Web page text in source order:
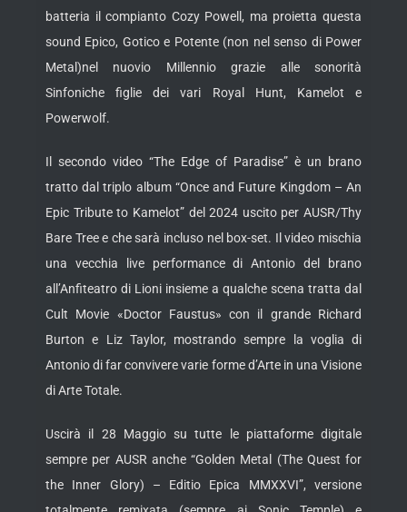
batteria il compianto Cozy Powell, ma proietta questa
sound Epico, Gotico e Potente (non nel senso di Power
Metal)nel nuovio Millennio grazie alle sonorità
Sinfoniche figlie dei vari Royal Hunt, Kamelot e
Powerwolf.
Il secondo video “The Edge of Paradise” è un brano
tratto dal triplo album “Once and Future Kingdom – An
Epic Tribute to Kamelot” del 2024 uscito per AUSR/Thy
Bare Tree e che sarà incluso nel box-set. Il video mischia
una vecchia live performance di Antonio del brano
all’Anfiteatro di Lioni insieme a qualche scena tratta dal
Cult Movie «Doctor Faustus» con il grande Richard
Burton e Liz Taylor, mostrando sempre la voglia di
Antonio di far convivere varie forme d’Arte in una Visione
di Arte Totale.
Uscirà il 28 Maggio su tutte le piattaforme digitale
sempre per AUSR anche “Golden Metal (The Quest for
the Inner Glory) – Editio Epica MMXXVI”, versione